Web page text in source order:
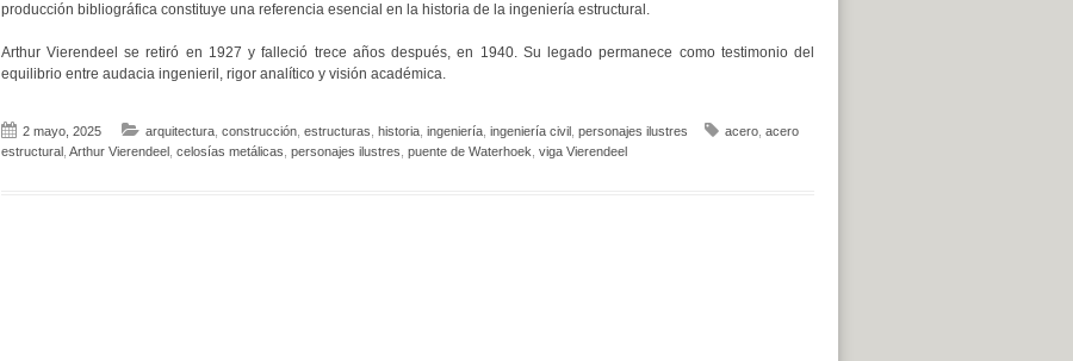
producción bibliográfica constituye una referencia esencial en la historia de la ingeniería estructural.
Arthur Vierendeel se retiró en 1927 y falleció trece años después, en 1940. Su legado permanece como testimonio del
equilibrio entre audacia ingenieril, rigor analítico y visión académica.
2 mayo, 2025 arquitectura, construcción, estructuras historia, ingeniería, ingeniería civil, personajes ilustres acero, acero
estructural, Arthur Vierendeel, celosías metálicas personajes ilustres puente de Waterhoek viga Vierendeel